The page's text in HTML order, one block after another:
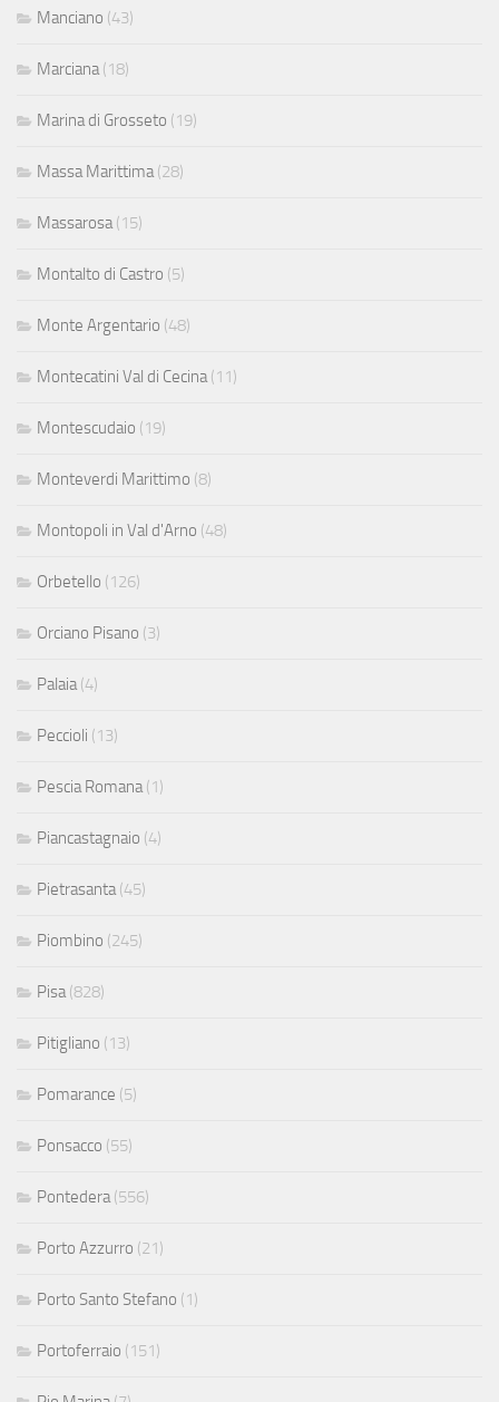
Manciano (43)
Marciana (18)
Marina di Grosseto (19)
Massa Marittima (28)
Massarosa (15)
Montalto di Castro (5)
Monte Argentario (48)
Montecatini Val di Cecina (11)
Montescudaio (19)
Monteverdi Marittimo (8)
Montopoli in Val d'Arno (48)
Orbetello (126)
Orciano Pisano (3)
Palaia (4)
Peccioli (13)
Pescia Romana (1)
Piancastagnaio (4)
Pietrasanta (45)
Piombino (245)
Pisa (828)
Pitigliano (13)
Pomarance (5)
Ponsacco (55)
Pontedera (556)
Porto Azzurro (21)
Porto Santo Stefano (1)
Portoferraio (151)